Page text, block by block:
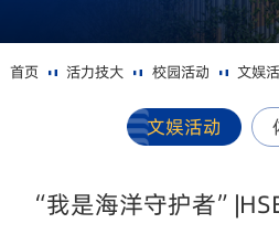
首页 活力技大 校园活动 文娱
文娱活动
“我是海洋守护者